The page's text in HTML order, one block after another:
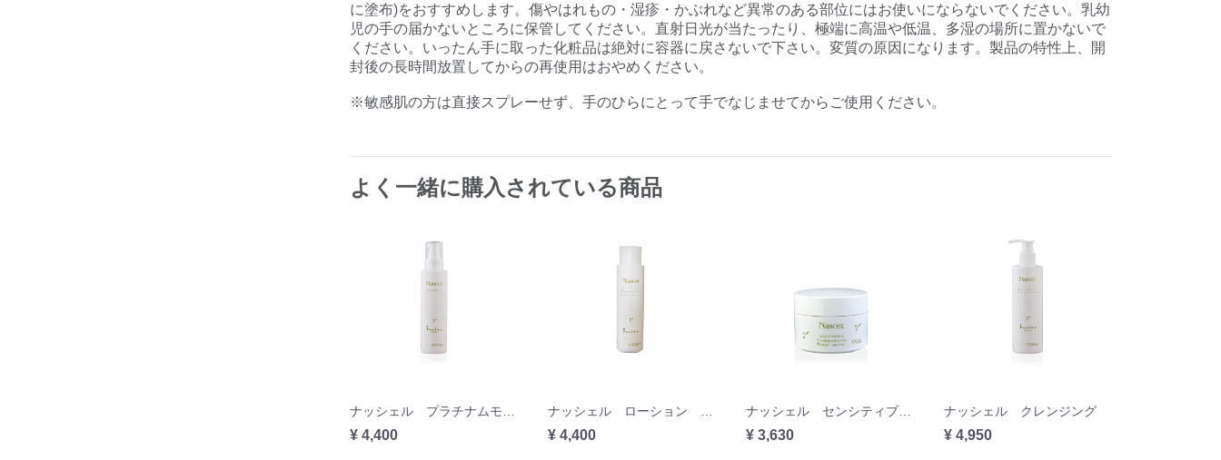
に塗布)をおすすめします。傷やはれもの・湿疹・かぶれなど異常のある部位にはお使いにならないでください。乳幼
児の手の届かないところに保管してください。直射日光が当たったり、極端に高温や低温、多湿の場所に置かないで
ください。いったん手に取った化粧品は絶対に容器に戻さないで下さい。変質の原因になります。製品の特性上、開
封後の長時間放置してからの再使用はおやめください。
※敏感肌の方は直接スプレーせず、手のひらにとって手でなじませてからご使用ください。
よく一緒に購入されている商品
ナッシェル プラチナムモイストローション 150ml
¥ 4,400
ナッシェル ローション 150ml ※在庫限りで終売
¥ 4,400
ナッシェル センシティブリッチクリーム 55g
¥ 3,630
ナッシェル クレンジング
¥ 4,950